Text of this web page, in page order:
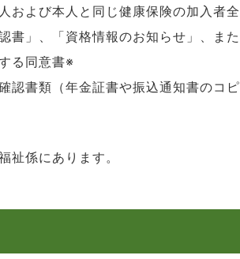
および本人と同じ健康保険の加入者全
書」、「資格情報のお知らせ」、また
る同意書※
認書類（年金証書や振込通知書のコピ
祉係にあります。